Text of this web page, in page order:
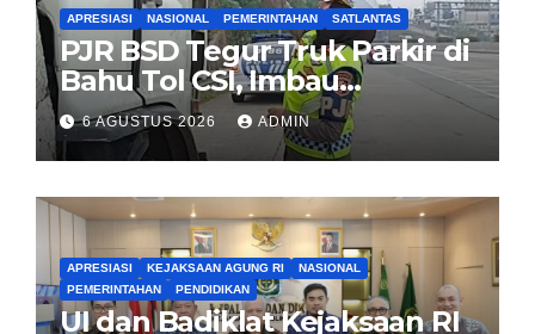
APRESIASI NASIONAL PEMERINTAHAN SATLANTAS
PJR BSD Tegur Truk Parkir di
Bahu Tol CSI, Imbau
Pengendara Tertib
6 AGUSTUS 2026 ADMIN
APRESIASI KEJAKSAAN AGUNG RI
NASIONAL
PEMERINTAHAN
PENDIDIKAN
UI dan Badiklat Kejaksaan RI